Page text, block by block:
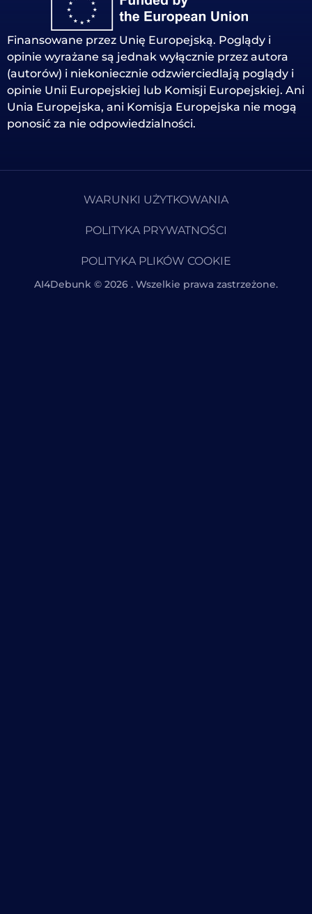
Finansowane przez Unię Europejską. Poglądy i
opinie wyrażane są jednak wyłącznie przez autora
(autorów) i niekoniecznie odzwierciedlają poglądy i
opinie Unii Europejskiej lub Komisji Europejskiej. Ani
Unia Europejska, ani Komisja Europejska nie mogą
ponosić za nie odpowiedzialności.
WARUNKI UŻYTKOWANIA
POLITYKA PRYWATNOŚCI
POLITYKA PLIKÓW COOKIE
AI4Debunk © 2026 . Wszelkie prawa zastrzeżone.